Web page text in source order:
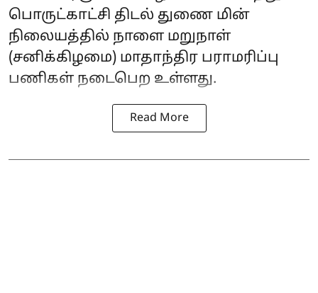
பொருட்காட்சி திடல் துணை மின்
நிலையத்தில் நாளை மறுநாள்
(சனிக்கிழமை) மாதாந்திர பராமரிப்பு
பணிகள் நடைபெற உள்ளது.
Read More